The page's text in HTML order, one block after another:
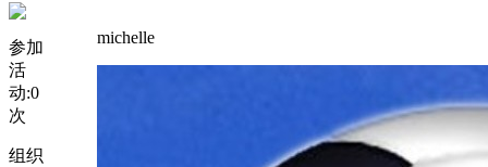
参加
活
动:0
次
组织
michelle